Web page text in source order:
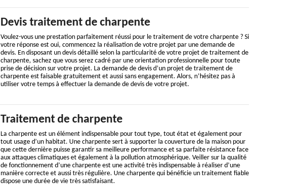
Devis traitement de charpente
Voulez-vous une prestation parfaitement réussi pour le traitement de votre charpente ? Si
votre réponse est oui, commencez la réalisation de votre projet par une demande de
devis. En disposant un devis détaillé selon la particularité de votre projet de traitement de
charpente, sachez que vous serez cadré par une orientation professionnelle pour toute
prise de décision sur votre projet. La demande de devis d’un projet de traitement de
charpente est faisable gratuitement et aussi sans engagement. Alors, n’hésitez pas à
utiliser votre temps à effectuer la demande de devis de votre projet.
Traitement de charpente
La charpente est un élément indispensable pour tout type, tout état et également pour
tout usage d’un habitat. Une charpente sert à supporter la couverture de la maison pour
que cette dernière puisse garantir sa meilleure performance et sa parfaite résistance face
aux attaques climatiques et également à la pollution atmosphérique. Veiller sur la qualité
de fonctionnement d’une charpente est une activité très indispensable à réaliser d’une
manière correcte et aussi très régulière. Une charpente qui bénéficie un traitement fiable
dispose une durée de vie très satisfaisant.